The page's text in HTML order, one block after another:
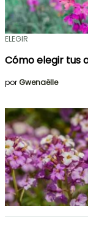
ELEGIR
Cómo elegir tus
porGwenaëlle